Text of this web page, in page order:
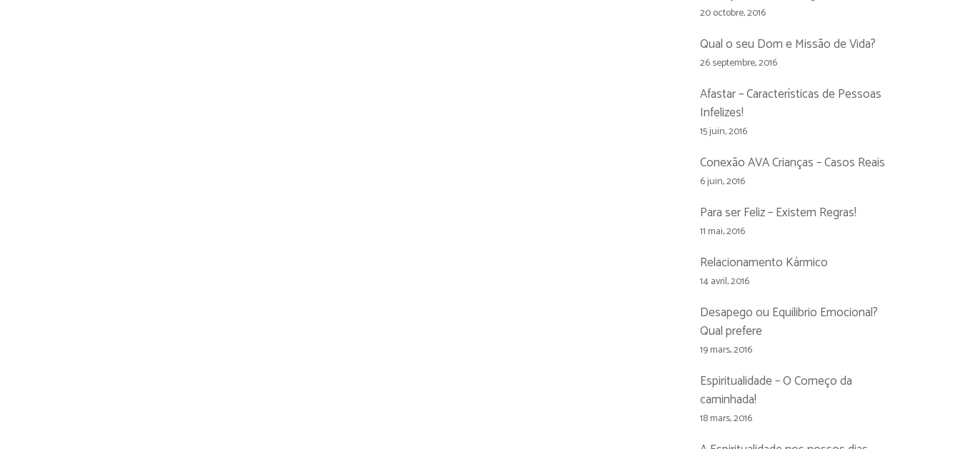
20 octobre, 2016
Qual o seu Dom e Missão de Vida?
26 septembre, 2016
Afastar – Características de Pessoas
Infelizes!
15 juin, 2016
Conexão AVA Crianças – Casos Reais
6 juin, 2016
Para ser Feliz – Existem Regras!
11 mai, 2016
Relacionamento Kármico
14 avril, 2016
Desapego ou Equilibrio Emocional?
Qual prefere
19 mars, 2016
Espiritualidade – O Começo da
caminhada!
18 mars, 2016